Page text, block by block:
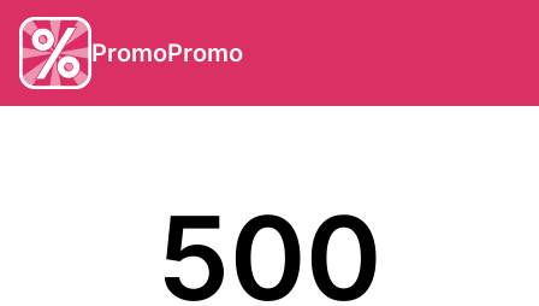
PromoPromo
500